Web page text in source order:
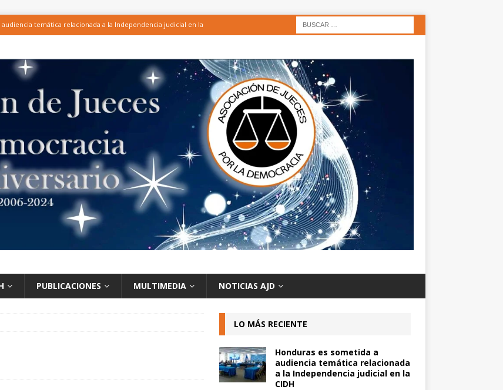
audiencia temática relacionada a la Independencia judicial en la
del Test para conocer la relevancia y efectividad de las acciones
de CCI – Honduras, entre ellas la AJD, en el marco del
LA LEY DEL CONSEJO DE LA JUDICATURA, EL FORTALECIMIENTO
PRESUPUESTARIA DE LA JUDICATURA ARTÍCULOS
investigación de altos funcionarios judiciales
PUBLICACIONES MULTIMEDIA NOTICIAS AJD
LO MÁS RECIENTE
Honduras es sometida a
audiencia temática relacionada
a la Independencia judicial en la
CIDH